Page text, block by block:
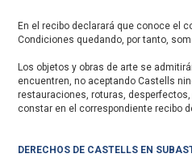
En el recibo declarará que conoce el
Condiciones quedando, por tanto,
Los objetos y obras de arte se
encuentren, no aceptando Castells
restauraciones, roturas,
constar en el correspondiente recibo
DERECHOS DE CASTELLS EN